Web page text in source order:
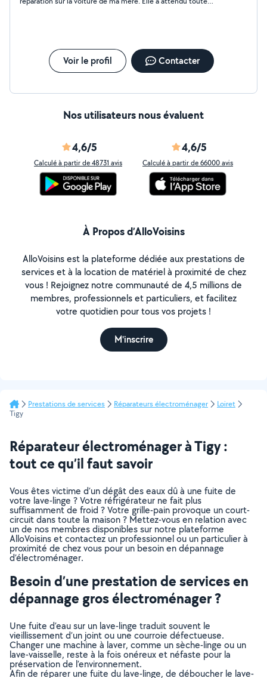
Voir le profil Contacter
Nos utilisateurs nous évaluent
4,6/5
Calculé à partir de 48731 avis
4,6/5
Calculé à partir de 66000 avis
À Propos d’AlloVoisins
AlloVoisins est la plateforme dédiée aux prestations de
services et à la location de matériel à proximité de chez
vous ! Rejoignez notre communauté de 4,5 millions de
membres, professionnels et particuliers, et facilitez
votre quotidien pour tous vos projets !
M'inscrire
Prestations de services Réparateurs électroménager
Loiret
Tigy
Réparateur électroménager à Tigy :
tout ce qu’il faut savoir
Vous êtes victime d’un dégât des eaux dû à une fuite de
votre lave-linge ? Votre réfrigérateur ne fait plus
suffisamment de froid ? Votre grille-pain provoque un court-
circuit dans toute la maison ? Mettez-vous en relation avec
un de nos membres disponibles sur notre plateforme
AlloVoisins et contactez un professionnel ou un particulier à
proximité de chez vous pour un besoin en dépannage
d’électroménager.
Besoin d’une prestation de services en
dépannage gros électroménager ?
Une fuite d’eau sur un lave-linge traduit souvent le
vieillissement d’un joint ou une courroie défectueuse.
Changer une machine à laver, comme un sèche-linge ou un
lave-vaisselle, reste à la fois onéreux et néfaste pour la
préservation de l’environnement.
Afin de réparer une fuite du lave-linge, de déboucher le lave-